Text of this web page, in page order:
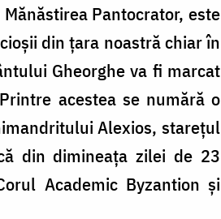
Pantocrator, este
din țara noastră chiar în
Gheorghe va fi marcat
acestea se numără o
Alexios, starețul
din dimineața zilei de 23
Academic Byzantion și